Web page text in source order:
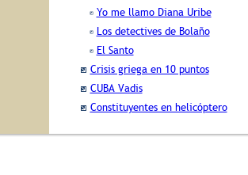
Yo me llamo Diana Uribe
Los detectives de Bolaño
El Santo
Crisis griega en 10 puntos
CUBA Vadis
Constituyentes en helicóptero